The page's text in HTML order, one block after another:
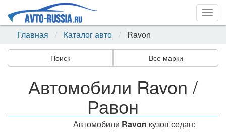
Главная
Каталог авто Ravon
Поиск Все марки
Автомобили Ravon /
Равон
Автомобили Ravon кузов седан: